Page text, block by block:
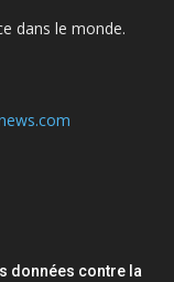
dans le monde.
données contre la